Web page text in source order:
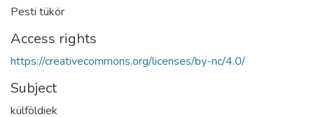
Pesti tükör
Access rights
https://creativecommons.org/licenses/by-nc/4.0/
Subject
külföldiek